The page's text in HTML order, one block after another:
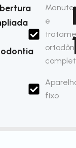
e
fixo